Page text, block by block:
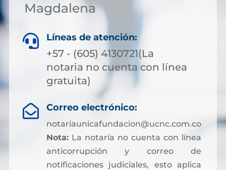
Magdalena
 Líneas de atención:
+57 - (605) 4130721(La
notaria no cuenta con línea
gratuita)
 Correo electrónico:
notariaunicafundacion@ucnc.com.co
Nota:La notaría no cuenta con línea
anticorrupción y correo de
notificaciones judiciales, esto aplica